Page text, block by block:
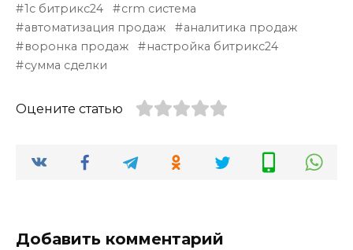
1с битрикс24
crm система
автоматизация продаж
аналитика продаж
воронка продаж
настройка битрикс24
сумма сделки
Оцените статью
Добавить комментарий